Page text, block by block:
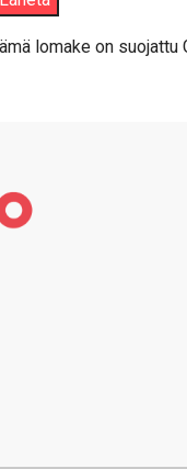
lomake on suojattu